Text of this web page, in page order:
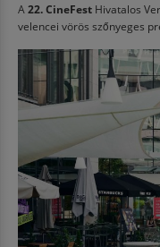
A 22. CineFest Hivatalos
velencei vörös szőnyeges